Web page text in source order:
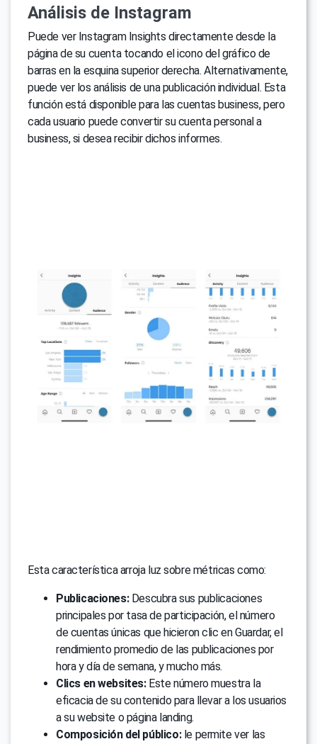
Análisis de Instagram
Puede ver Instagram Insights directamente desde la
página de su cuenta tocando el icono del gráfico de
barras en la esquina superior derecha. Alternativamente,
puede ver los análisis de una publicación individual. Esta
función está disponible para las cuentas business, pero
cada usuario puede convertir su cuenta personal a
business, si desea recibir dichos informes.
Esta característica arroja luz sobre métricas como:
Publicaciones:Descubra sus publicaciones
principales por tasa de participación, el número
de cuentas únicas que hicieron clic en Guardar, el
rendimiento promedio de las publicaciones por
hora y día de semana, y mucho más.
Clics en websites:Este número muestra la
eficacia de su contenido para llevar a los usuarios
a su website o página landing.
Composición del público:le permite ver las